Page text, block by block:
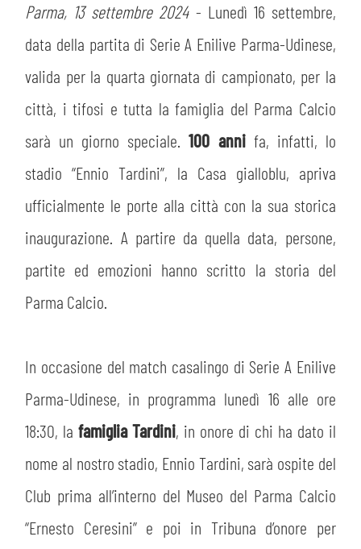
TICKET GIFT CARD
MUTTI TRAINING CENTER
STORE
MUSEO
LAVORA CON NOI
STADIO TARDINI
PLAY GREEN
ACADEMY
LEGENDS
PARTNER
Parma, 13 settembre 2024- Lunedì 16 settembre,
data della partita di Serie A Enilive Parma-Udinese,
valida per la quarta giornata di campionato, per la
città, i tifosi e tutta la famiglia del Parma Calcio
sarà un giorno speciale.100 anni fa, infatti, lo
stadio “Ennio Tardini”, la Casa gialloblu, apriva
ufficialmente le porte alla città con la sua storica
inaugurazione. A partire da quella data, persone,
partite ed emozioni hanno scritto la storia del
Parma Calcio.
In occasione del match casalingo di Serie A Enilive
Parma-Udinese, in programma lunedì 16 alle ore
18:30, lafamiglia Tardini, in onore di chi ha dato il
nome al nostro stadio, Ennio Tardini, sarà ospite del
Club prima all’interno del Museo del Parma Calcio
“Ernesto Ceresini” e poi in Tribuna d’onore per